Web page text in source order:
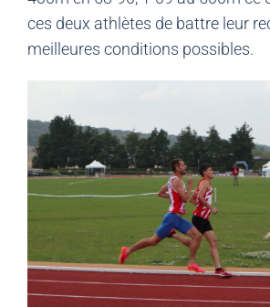
ces deux athlètes de battre leur
meilleures conditions possibles.